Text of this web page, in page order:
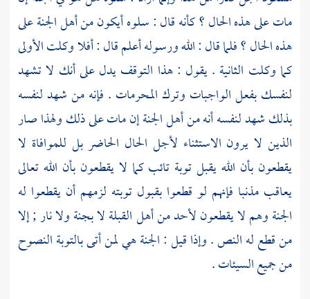
مات على هذه الحال ؟ كأنه قال : سلوه أيكون من أهل الجنة على
هذه الحال ؟ فلما قال : الله ورسوله أعلم قال : أفلا وكلت الأولى
كما وكلت الثانية . يقول : هذا التوقف يدل على أنك لا تشهد
لنفسك بفعل الواجبات وترك المحرمات . فإنه من شهد لنفسه
بذلك شهد لنفسه أنه من أهل الجنة إن مات على ذلك ولهذا صار
الذين لا يرون الاستثناء لأجل الحال الحاضر بل للموافاة لا
يقطعون بأن الله يقبل توبة تائب كما لا يقطعون بأن الله تعالى
يعاقب مذنبا فإنهم لو قطعوا بقبول توبته لزمهم أن يقطعوا له
الجنة وهم لا يقطعون لأحد من أهل القبلة لا بجنة ولا نار ; إلا
من قطع له النص . وإذا قيل : الجنة هي لمن أتى بالتوبة النصوح
من جميع السيئات .